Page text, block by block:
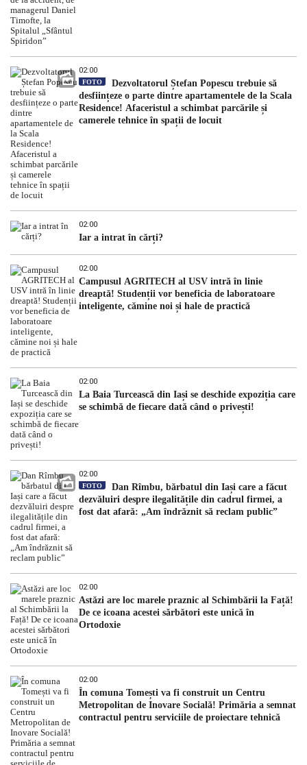
02:00
FOTO
Dezvoltatorul Ștefan Popescu trebuie să
desființeze o parte dintre apartamentele de la Scala
Residence! Afaceristul a schimbat parcările și
camerele tehnice în spații de locuit
02:00
Iar a intrat în cărți?
02:00
Campusul AGRITECH al USV intră în linie
dreaptă! Studenții vor beneficia de laboratoare
inteligente, cămine noi și hale de practică
02:00
La Baia Turcească din Iași se deschide expoziția care
se schimbă de fiecare dată când o privești!
02:00
FOTO
Dan Rîmbu, bărbatul din Iași care a făcut
dezvăluiri despre ilegalitățile din cadrul firmei, a
fost dat afară: „Am îndrăznit să reclam public”
02:00
Astăzi are loc marele praznic al Schimbării la Față!
De ce icoana acestei sărbători este unică în
Ortodoxie
02:00
În comuna Tomești va fi construit un Centru
Metropolitan de Inovare Socială! Primăria a semnat
contractul pentru serviciile de proiectare tehnică